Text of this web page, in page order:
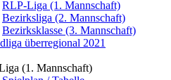
RLP-Liga (1. Mannschaft)
Bezirksliga (2. Mannschaft)
Bezirksklasse (3. Mannschaft)
überregional 2021
(1. Mannschaft)